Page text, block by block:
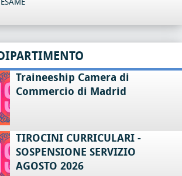
Traineeship Camera di
Commercio di Madrid
TIROCINI CURRICULARI -
SOSPENSIONE SERVIZIO
AGOSTO 2026